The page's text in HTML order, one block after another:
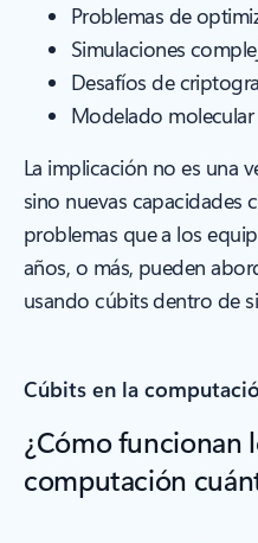
Problemas de
Simulaciones
Desafíos de
Modelado molecular
La implicación no es una
sino nuevas capacidades
problemas que a los
años, o más, pueden
usando cúbits dentro de
Cúbits en la
¿Cómo funcionan
computación